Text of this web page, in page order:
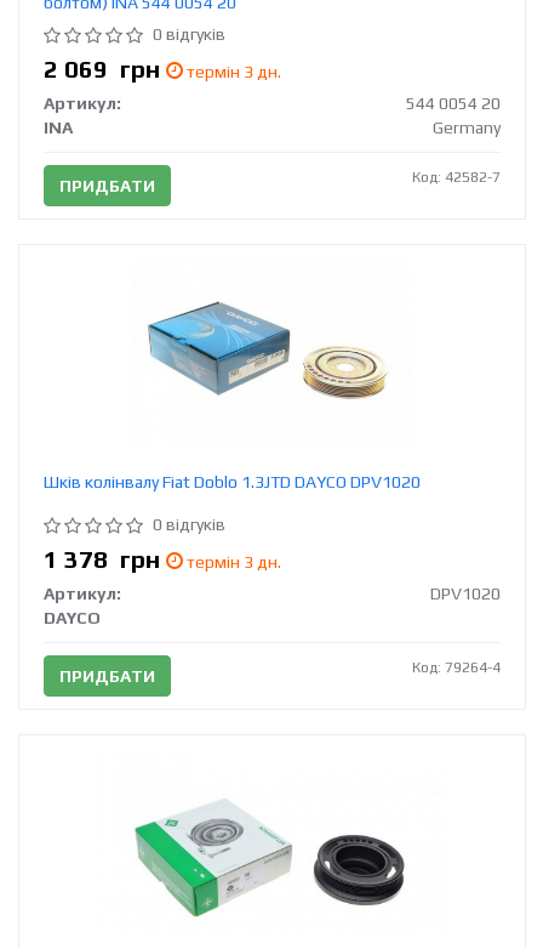
0 відгуків
2 069 грн
термін 3 дн.
Артикул:
544 0054 20
INA
Germany
ПРИДБАТИ Код: 42582-7
Шків колінвалу Fiat Doblo 1.3JTD DAYCO DPV1020
0 відгуків
1 378 грн
термін 3 дн.
Артикул:
DPV1020
DAYCO
ПРИДБАТИ Код: 79264-4